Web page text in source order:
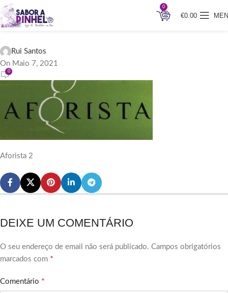
0
€0.00
Aforista 2
Rui Santos
On Maio 7, 2021
0
Aforista 2
DEIXE UM COMENTÁRIO
O seu endereço de email não será publicado. Campos obrigatórios
marcados com *
Comentário *